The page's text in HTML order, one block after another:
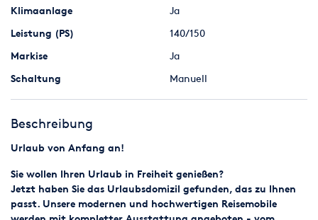
Klimaanlage
Ja
Leistung (PS)
140/150
Markise
Ja
Schaltung
Manuell
Beschreibung
Urlaub von Anfang an!
Sie wollen Ihren Urlaub in Freiheit genießen?
Jetzt haben Sie das Urlaubsdomizil gefunden, das zu Ihnen
passt. Unsere modernen und hochwertigen Reisemobile